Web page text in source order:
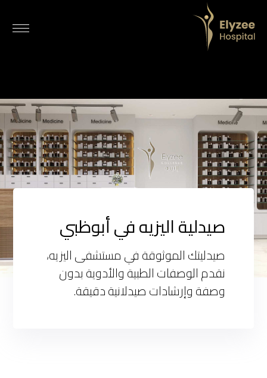
صيدلية اليزيه في أبوظبي
صيدليتك الموثوقة في مستشفى اليزيه،
نقدم الوصفات الطبية والأدوية بدون
وصفة وإرشادات صيدلانية دقيقة.